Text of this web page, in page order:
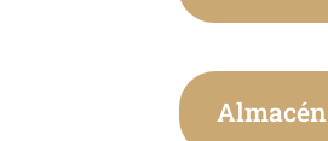
Almacén